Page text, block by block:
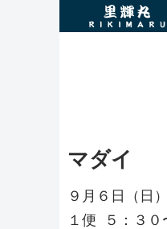
マダイ
９月６日（日）
１便 ５：３